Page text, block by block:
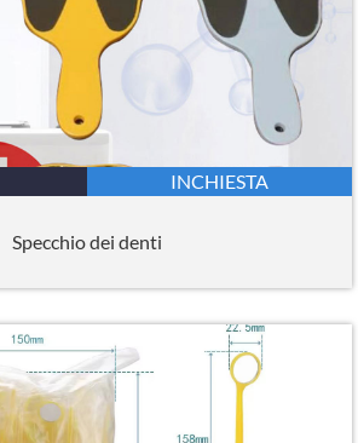
INCHIESTA
Specchio dei denti